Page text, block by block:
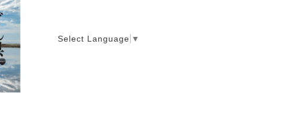
Select Language ▼